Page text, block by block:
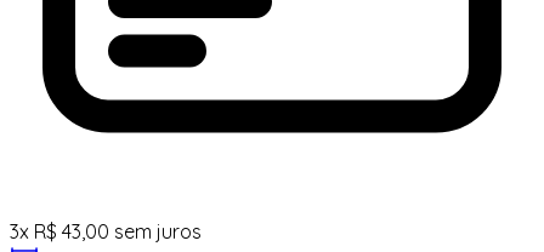
3x R$ 43,00 sem juros